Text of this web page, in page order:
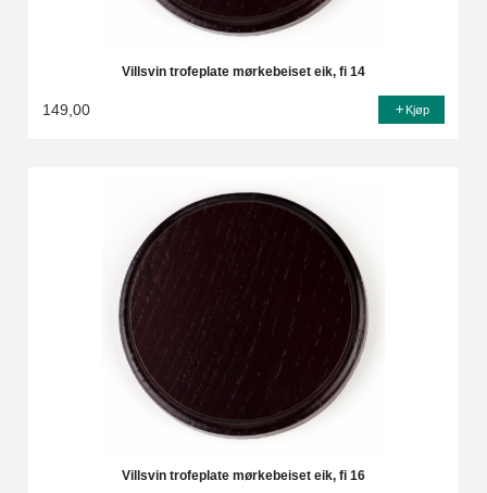
Villsvin trofeplate mørkebeiset eik, fi 14
149,00 Kjøp
Villsvin trofeplate mørkebeiset eik, fi 16